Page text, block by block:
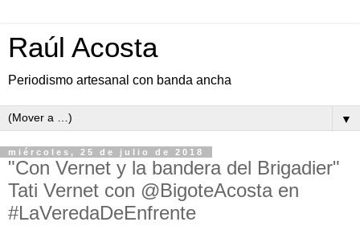
Raúl Acosta
Periodismo artesanal con banda ancha
▼
miércoles, 25 de julio de 2018
"Con Vernet y la bandera del Brigadier"
Tati Vernet con @BigoteAcosta en
#LaVeredaDeEnfrente